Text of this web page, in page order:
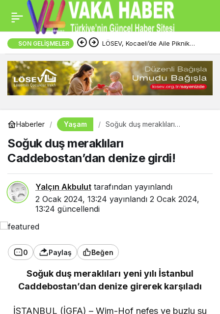
SON GELIŞMELER LÖSEV, Kocaeli’de Aile Piknik
Etkinliği Düzenledi
Haberler Yaşam
Soğuk duş meraklıları
Soğuk duş meraklıları
Caddebostan’dan denize girdi!
Yalçın Akbulut tarafından yayınlandı
2 Ocak 2024, 13:24 yayınlandı 2 Ocak 2024,
13:24 güncellendi
0 Paylaş Beğen
Soğuk duş meraklıları yeni yılı İstanbul
Caddebostan’dan denize girerek karşıladı
İSTANBUL (İGFA) – Wim-Hof nefes ve buzlu su